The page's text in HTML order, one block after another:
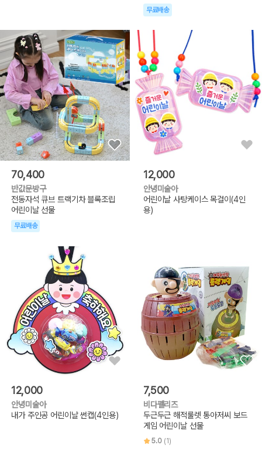
무료배송
70,400
반값문방구
전동자석 큐브 트랙기차 블록조립
어린이날 선물
무료배송
12,000
안녕미술아
어린이날 사탕케이스 목걸이(4인
용)
12,000
안녕미술아
내가 주인공 어린이날 썬캡(4인용)
7,500
비다펠리즈
두근두근 해적룰렛 통아저씨 보드
게임 어린이날 선물
5.0 (1)